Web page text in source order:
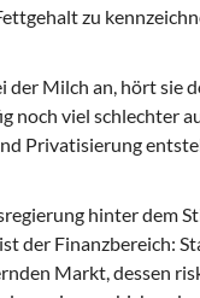
zu
Milch an, hört sie
noch viel schlechter
Privatisierung
hinter dem
der Finanzbereich:
Markt, dessen